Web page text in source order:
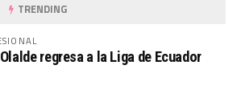
TRENDING
regresa a la Liga de Ecuador